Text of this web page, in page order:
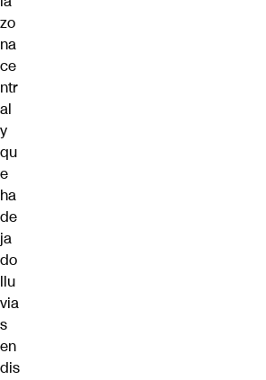
zo
na
ce
ntr
al
y
qu
e
ha
de
ja
do
llu
via
s
en
dis